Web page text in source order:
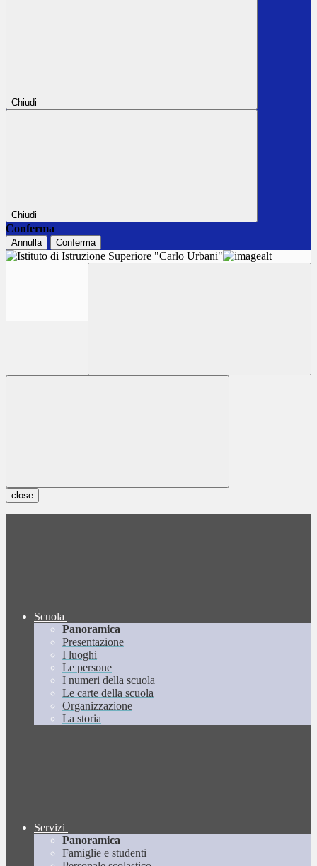
Chiudi
Chiudi
Conferma
Annulla Conferma
close
Scuola
Panoramica
Presentazione
I luoghi
Le persone
I numeri della scuola
Le carte della scuola
Organizzazione
La storia
Servizi
Panoramica
Famiglie e studenti